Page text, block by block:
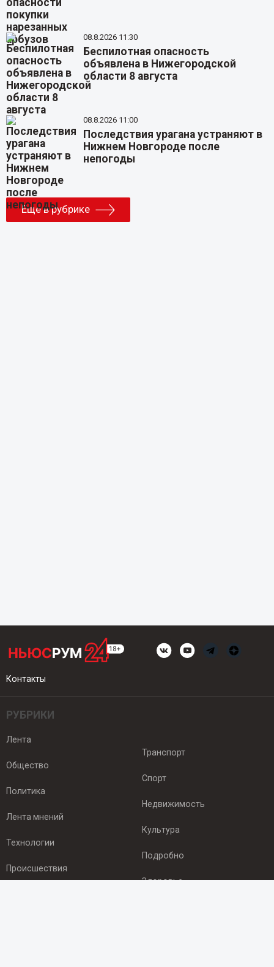
08.8.2026 11:30
Беспилотная опасность
объявлена в Нижегородской
области 8 августа
08.8.2026 11:00
Последствия урагана устраняют в
Нижнем Новгороде после
непогоды
Еще в рубрике
Контакты
РУБРИКИ
Лента
Общество
Политика
Лента мнений
Технологии
Происшествия
Транспорт
Спорт
Недвижимость
Культура
Подробно
Здоровье